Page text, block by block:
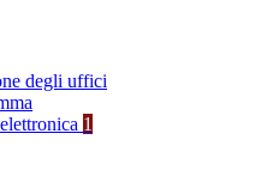
degli uffici
1